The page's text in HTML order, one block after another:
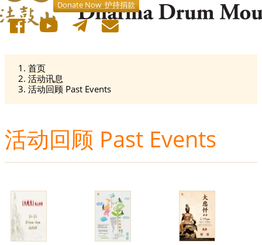
Donate Now 护持捐款
首页
活动讯息
活动回顾 Past Events
活动回顾 Past Events